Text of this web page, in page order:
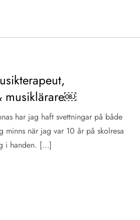
musiklärare￼
har jag haft svettningar på både
minns när jag var 10 år på skolresa
i handen. […]